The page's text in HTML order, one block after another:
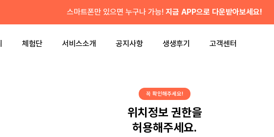
스마트폰만 있으면 누구나 가능! 지금 APP으로 다운받아보세요!
체험단 서비스소개 공지사항 생생후기 고객센터
꼭 확인해주세요!
위치정보 권한을
허용해주세요.